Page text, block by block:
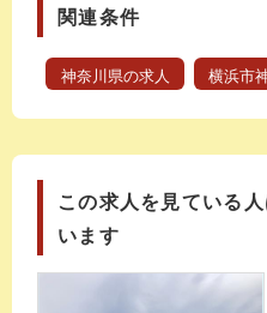
関連条件
神奈川県の求人 横浜市
この求人を見ている
います